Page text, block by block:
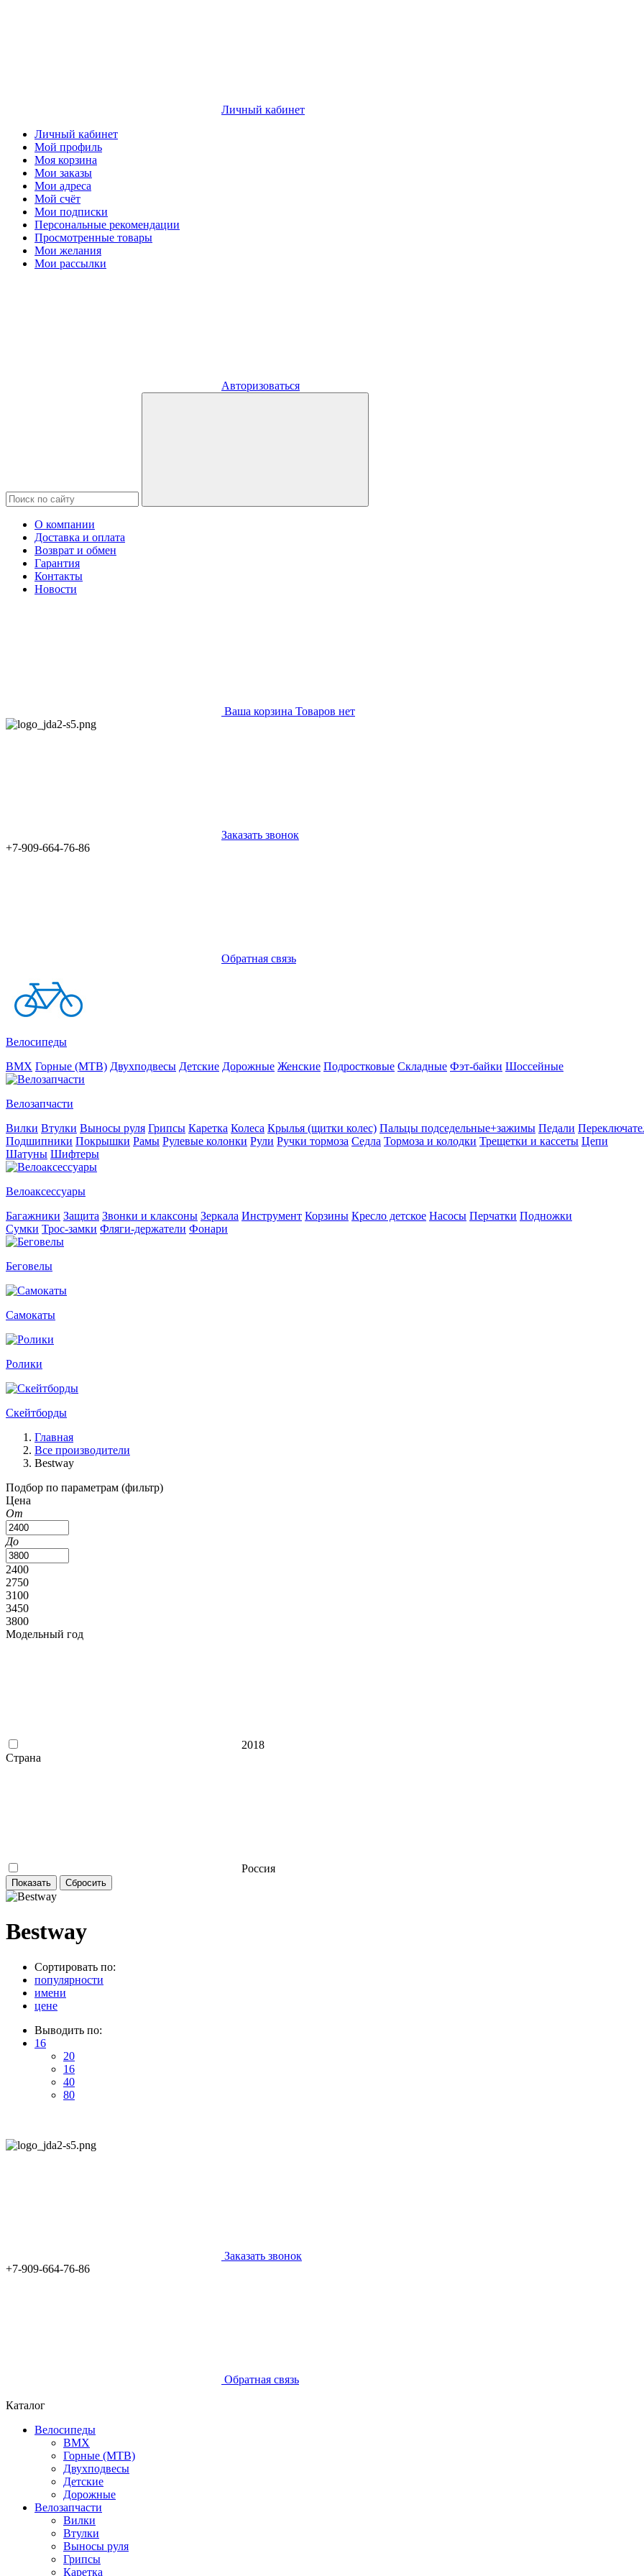
Личный кабинет
Личный кабинет
Мой профиль
Моя корзина
Мои заказы
Мои адреса
Мой счёт
Мои подписки
Персональные рекомендации
Просмотренные товары
Мои желания
Мои рассылки
Авторизоваться
О компании
Доставка и оплата
Возврат и обмен
Гарантия
Контакты
Новости
Ваша корзина Товаров нет
Заказать звонок
+7-909-664-76-86
Обратная связь
Велосипеды
BMX Горные (MTB) Двухподвесы Детские Дорожные Женские Подростковые Складные Фэт-байки Шоссейные
Велозапчасти
Вилки Втулки Выносы руля Грипсы Каретка Колеса Крылья (щитки колес) Пальцы подседельные+зажимы Педали
Подшипники Покрышки Рамы Рулевые колонки Рули Ручки тормоза Седла Тормоза и колодки Трещетки и кассеты Цепи
Шатуны Шифтеры
Велоаксессуары
Багажники Защита Звонки и клаксоны Зеркала Инструмент Корзины Кресло детское Насосы Перчатки Подножки
Сумки Трос-замки Фляги-держатели Фонари
Беговелы
Самокаты
Ролики
Скейтборды
Главная
Все производители
Bestway
Подбор по параметрам (фильтр)
Цена
От
До
2400
2750
3100
3450
3800
Модельный год
2018
Страна
Россия
Bestway
Сортировать по:
популярности
имени
цене
Выводить по:
16
20
16
40
80
Заказать звонок
+7-909-664-76-86
Обратная связь
Каталог
Велосипеды
BMX
Горные (MTB)
Двухподвесы
Детские
Дорожные
Велозапчасти
Вилки
Втулки
Выносы руля
Грипсы
Каретка